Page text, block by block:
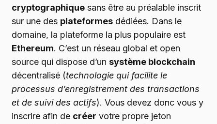
cryptographique sans être au préalable inscrit
sur une des plateformes dédiées. Dans le
domaine, la plateforme la plus populaire est
Ethereum. C’est un réseau global et open
source qui dispose d’un système blockchain
décentralisé (technologie qui facilite le
processus d’enregistrement des transactions
et de suivi des actifs). Vous devez donc vous y
inscrire afin de créer votre propre jeton